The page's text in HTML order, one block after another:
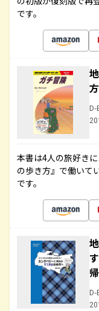
です。
D-
本書は4人の旅好き
の歩き方』で働いて
です。
D-